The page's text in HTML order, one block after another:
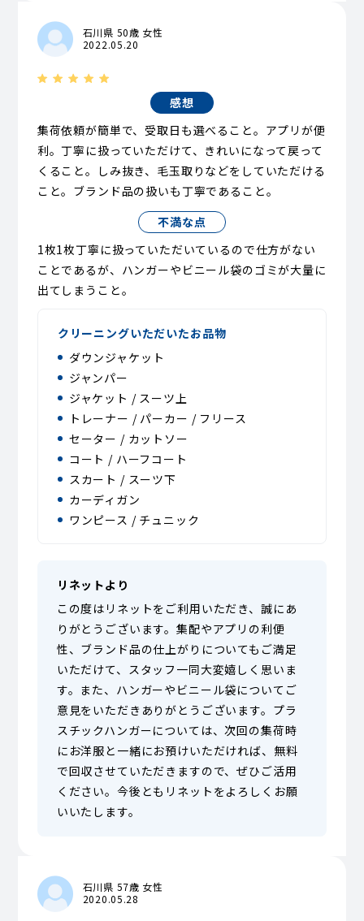
石川県 50歳 女性
2022.05.20
感想
集荷依頼が簡単で、受取日も選べること。アプリが便
利。丁寧に扱っていただけて、きれいになって戻って
くること。しみ抜き、毛玉取りなどをしていただける
こと。ブランド品の扱いも丁寧であること。
不満な点
1枚1枚丁寧に扱っていただいているので仕方がない
ことであるが、ハンガーやビニール袋のゴミが大量に
出てしまうこと。
クリーニングいただいたお品物
ダウンジャケット
ジャンパー
ジャケット / スーツ上
トレーナー / パーカー / フリース
セーター / カットソー
コート / ハーフコート
スカート / スーツ下
カーディガン
ワンピース / チュニック
リネットより
この度はリネットをご利用いただき、誠にあ
りがとうございます。集配やアプリの利便
性、ブランド品の仕上がりについてもご満足
いただけて、スタッフ一同大変嬉しく思いま
す。また、ハンガーやビニール袋についてご
意見をいただきありがとうございます。プラ
スチックハンガーについては、次回の集荷時
にお洋服と一緒にお預けいただければ、無料
で回収させていただきますので、ぜひご活用
ください。今後ともリネットをよろしくお願
いいたします。
石川県 57歳 女性
2020.05.28